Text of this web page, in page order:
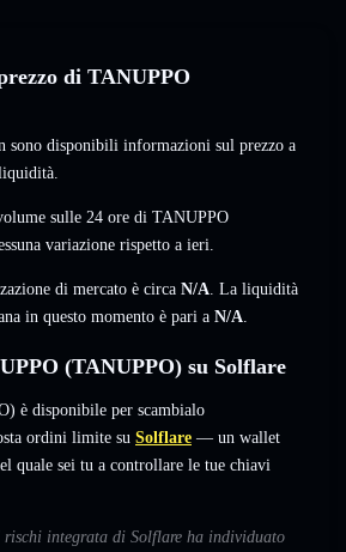
di TANUPPO
sono disponibili informazioni sul prezzo a
sulle 24 ore di TANUPPO
variazione rispetto a ieri.
di mercato è circa N/A. La liquidità
in questo momento è pari a N/A.
(TANUPPO) su Solflare
è disponibile per scambialo
ordini limite su Solflare — un wallet
quale sei tu a controllare le tue chiavi
rischi integrata di Solflare ha individuato